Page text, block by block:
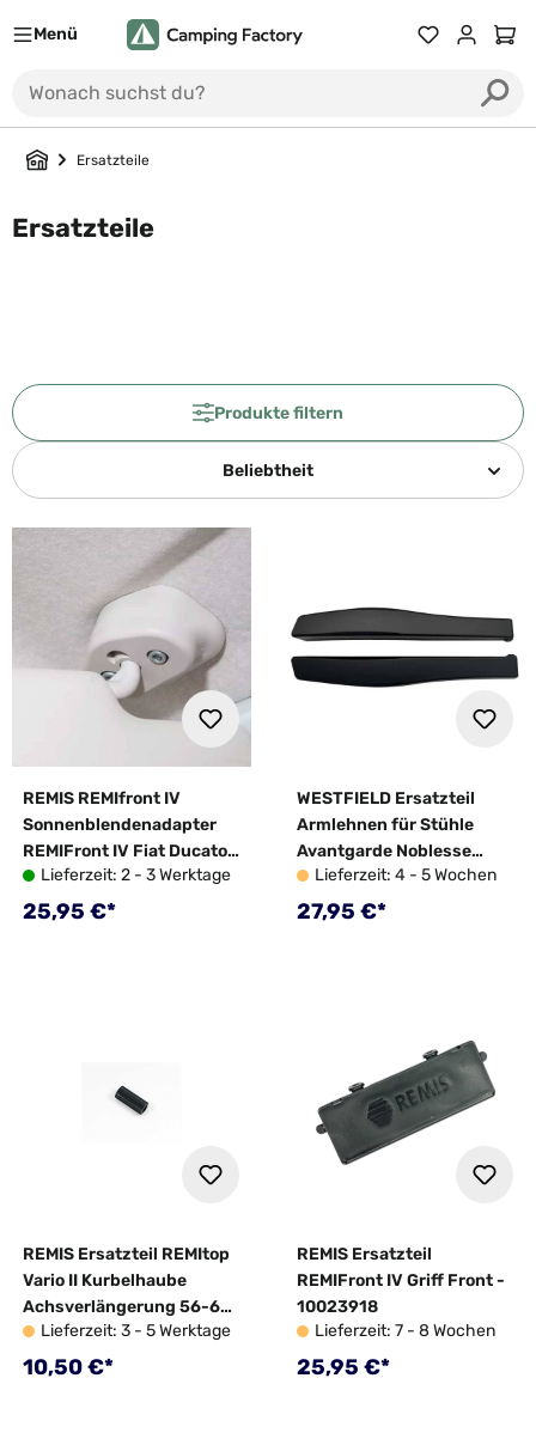
Menü Du hast 0
Ersatzteile
Ersatzteile
Produkte filtern
Beliebtheit
REMIS REMIfront IV
Sonnenblendenadapter
REMIFront IV Fiat Ducato
X250/X290 ab Bj. 07/06
Lieferzeit: 2 - 3 Werktage
Regulärer Preis:
25,95 €*
WESTFIELD Ersatzteil
Armlehnen für Stühle
Avantgarde Noblesse
schwarz 2er-Set
Lieferzeit: 4 - 5 Wochen
Regulärer Preis:
27,95 €*
REMIS Ersatzteil REMItop
Vario II Kurbelhaube
Achsverlängerung 56-65
mm - 10027090
Lieferzeit: 3 - 5 Werktage
Regulärer Preis:
10,50 €*
REMIS Ersatzteil
REMIFront IV Griff Front -
10023918
Lieferzeit: 7 - 8 Wochen
Regulärer Preis:
25,95 €*